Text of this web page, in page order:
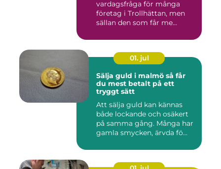
vardagsfråga för många
företag i Trollhättan, men
sällan den som får me...
01. jul
Sälja guld i malmö så får
du mest betalt på ett
tryggt sätt
Att sälja guld kan kännas
både lockande och osäkert
på samma gång. Många har
gamla smycken, ärvda fö...